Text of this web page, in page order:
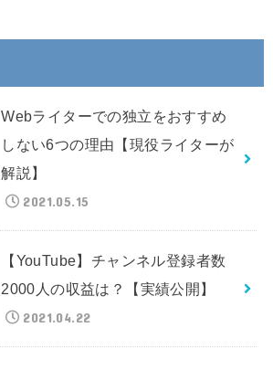
Webライターでの独立をおすすめ
しない6つの理由【現役ライターが
解説】
2021.05.15
【YouTube】チャンネル登録者数
2000人の収益は？【実績公開】
2021.04.22